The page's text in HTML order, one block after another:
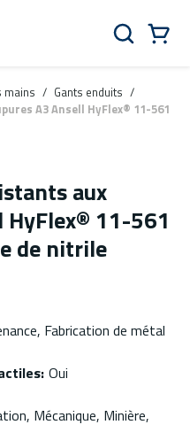
Rechercher
mains / Gants enduits /
A3 Ansell HyFlex® 11-561
aux
HyFlex® 11-561
de nitrile
Fabrication de métal
: Oui
Mécanique, Minière,